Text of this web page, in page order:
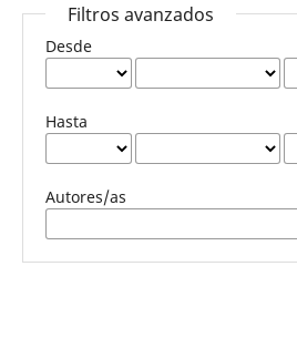
Filtros avanzados
Desde
Hasta
Autores/as